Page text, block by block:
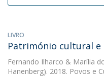
LIVRO
Património cultural
Fernando Ilharco & Marília
Hanenberg). 2018. Povos e